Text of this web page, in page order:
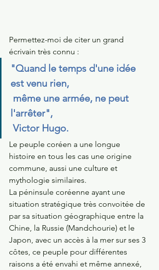
Permettez-moi de citer un grand
écrivain très connu :
"Quand le temps d'une idée
est venu rien,
l'arrêter",
Victor Hugo.
Le peuple coréen a une longue
histoire en tous les cas une origine
commune, aussi une culture et
mythologie similaires.
La péninsule coréenne ayant une
situation stratégique très convoitée de
par sa situation géographique entre la
Chine, la Russie (Mandchourie) et le
Japon, avec un accès à la mer sur ses 3
côtes, ce peuple pour différentes
raisons a été envahi et même annexé,